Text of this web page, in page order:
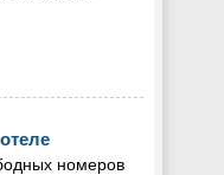
номеров